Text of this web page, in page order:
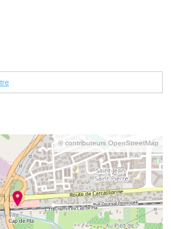
© contributeurs OpenStreetMap